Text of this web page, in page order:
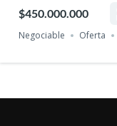
$450.000.000
Negociable Oferta